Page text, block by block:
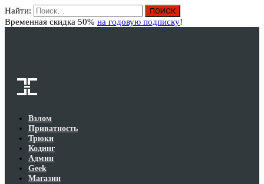
Найти:
Временная скидка 50% на годовую подписку!
Взлом
Приватность
Трюки
Кодинг
Админ
Geek
Магазин